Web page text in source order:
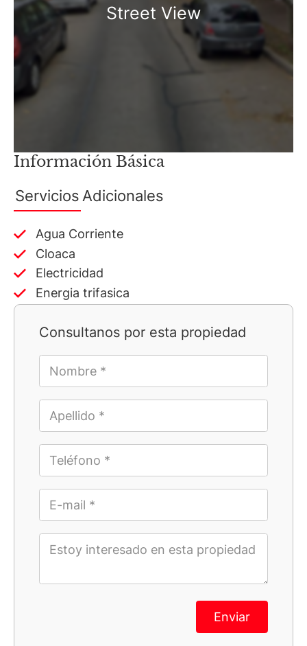
Consultanos por esta propiedad
Enviar
Street View
Información Básica
Servicios Adicionales
Agua Corriente
Cloaca
Electricidad
Energia trifasica